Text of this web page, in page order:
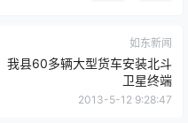
如东新闻
我县60多辆大型货车安装北斗
卫星终端
2013-5-12 9:28:47